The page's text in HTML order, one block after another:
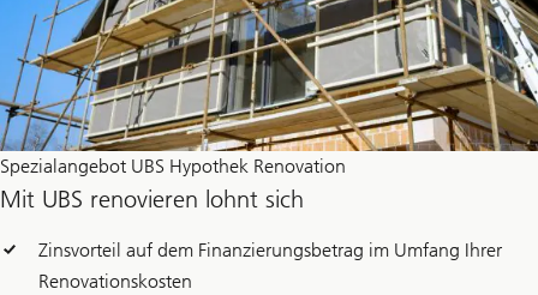
Spezialangebot UBS Hypothek Renovation
Mit UBS renovieren lohnt sich
Zinsvorteil auf dem Finanzierungsbetrag im Umfang Ihrer
Renovationskosten